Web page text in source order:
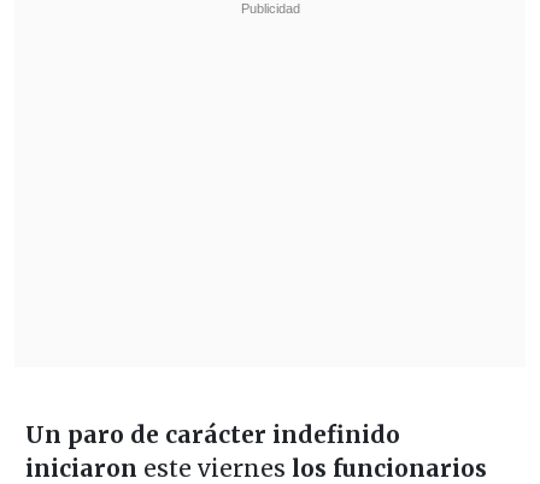
Un paro de carácter indefinido
iniciaron este viernes los funcionarios